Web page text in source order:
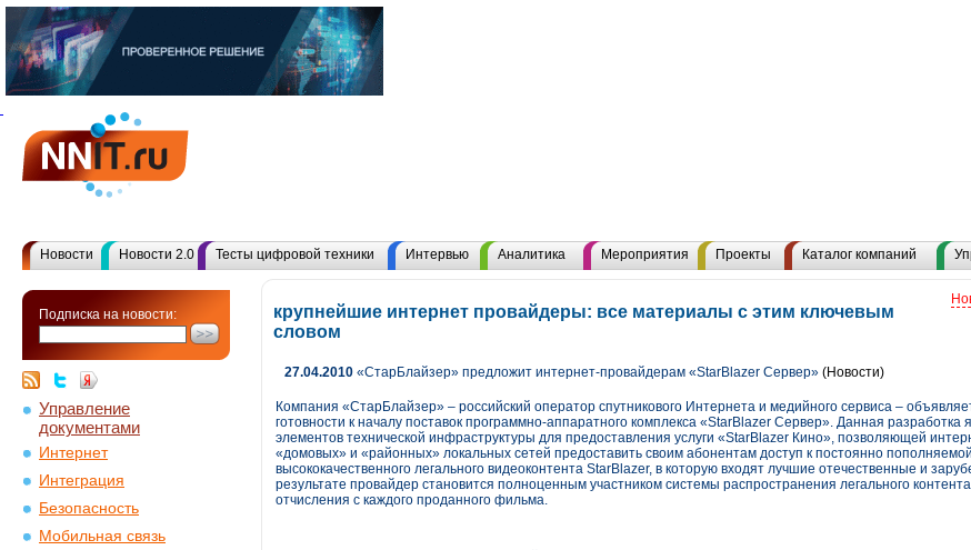
Новости Новости 2.0 Тесты цифровой техники Интервью Аналитика Мероприятия Проекты Каталог компаний
Подписка на новости:
Управление
документами
Интернет
Интеграция
Безопасность
Мобильная связь
крупнейшие интернет провайдеры: все материалы с этим ключевым
словом
27.04.2010 «СтарБлайзер» предложит интернет-провайдерам «StarBlazer Сервер» (Новости)
Компания «СтарБлайзер» – российский оператор спутникового Интернета и медийного сервиса –
готовности к началу поставок программно-аппаратного комплекса «StarBlazer Сервер». Данная разработка
элементов технической инфраструктуры для предоставления услуги «StarBlazer Кино», позволяющей
«домовых» и «районных» локальных сетей предоставить своим абонентам доступ к постоянно
высококачественного легального видеоконтента StarBlazer, в которую входят лучшие отечественные и
результате провайдер становится полноценным участником системы распространения легального
отчисления с каждого проданного фильма.